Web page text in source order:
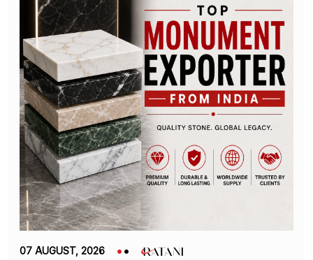
07 AUGUST, 2026